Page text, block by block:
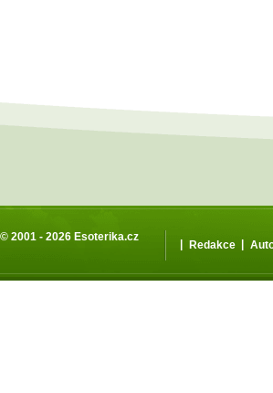
© 2001 - 2026 Esoterika.cz
| Redakce |